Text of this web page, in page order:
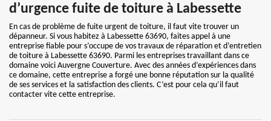
d’urgence fuite de toiture à Labessette
En cas de problème de fuite urgent de toiture, il faut vite trouver un
dépanneur. Si vous habitez à Labessette 63690, faites appel à une
entreprise fiable pour s’occupe de vos travaux de réparation et d’entretien
de toiture à Labessette 63690. Parmi les entreprises travaillant dans ce
domaine voici Auvergne Couverture. Avec des années d’expériences dans
ce domaine, cette entreprise a forgé une bonne réputation sur la qualité
de ses services et la satisfaction des clients. C’est pour cela qu’il faut
contacter vite cette entreprise.